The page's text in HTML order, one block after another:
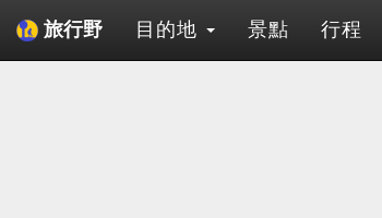
旅行野 目的地 景點 行程